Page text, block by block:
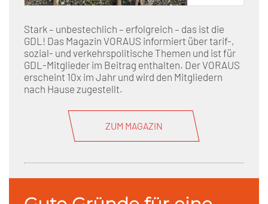
Stark – unbestechlich – erfolgreich – das ist die
GDL! Das Magazin VORAUS informiert über tarif-,
sozial- und verkehrspolitische Themen und ist für
GDL-Mitglieder im Beitrag enthalten. Der VORAUS
erscheint 10x im Jahr und wird den Mitgliedern
nach Hause zugestellt.
ZUM MAGAZIN